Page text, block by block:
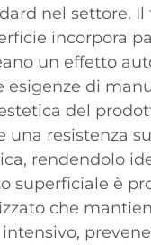
nel settore.
incorpora
un effetto
di
del
una resistenza
rendendolo
superficiale è
che